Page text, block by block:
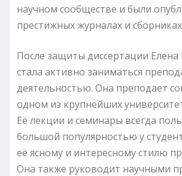
научном сообществе и были
престижных журналах и
После защиты диссертации Елена
стала активно заниматься
деятельностью. Она преподает
одном из крупнейших
Её лекции и семинары всегда
большой популярностью у
её ясному и интересному стилю
Она также руководит научными